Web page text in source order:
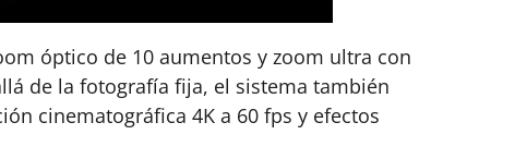
óptico de 10 aumentos y zoom ultra con
de la fotografía fija, el sistema también
cinematográfica 4K a 60 fps y efectos